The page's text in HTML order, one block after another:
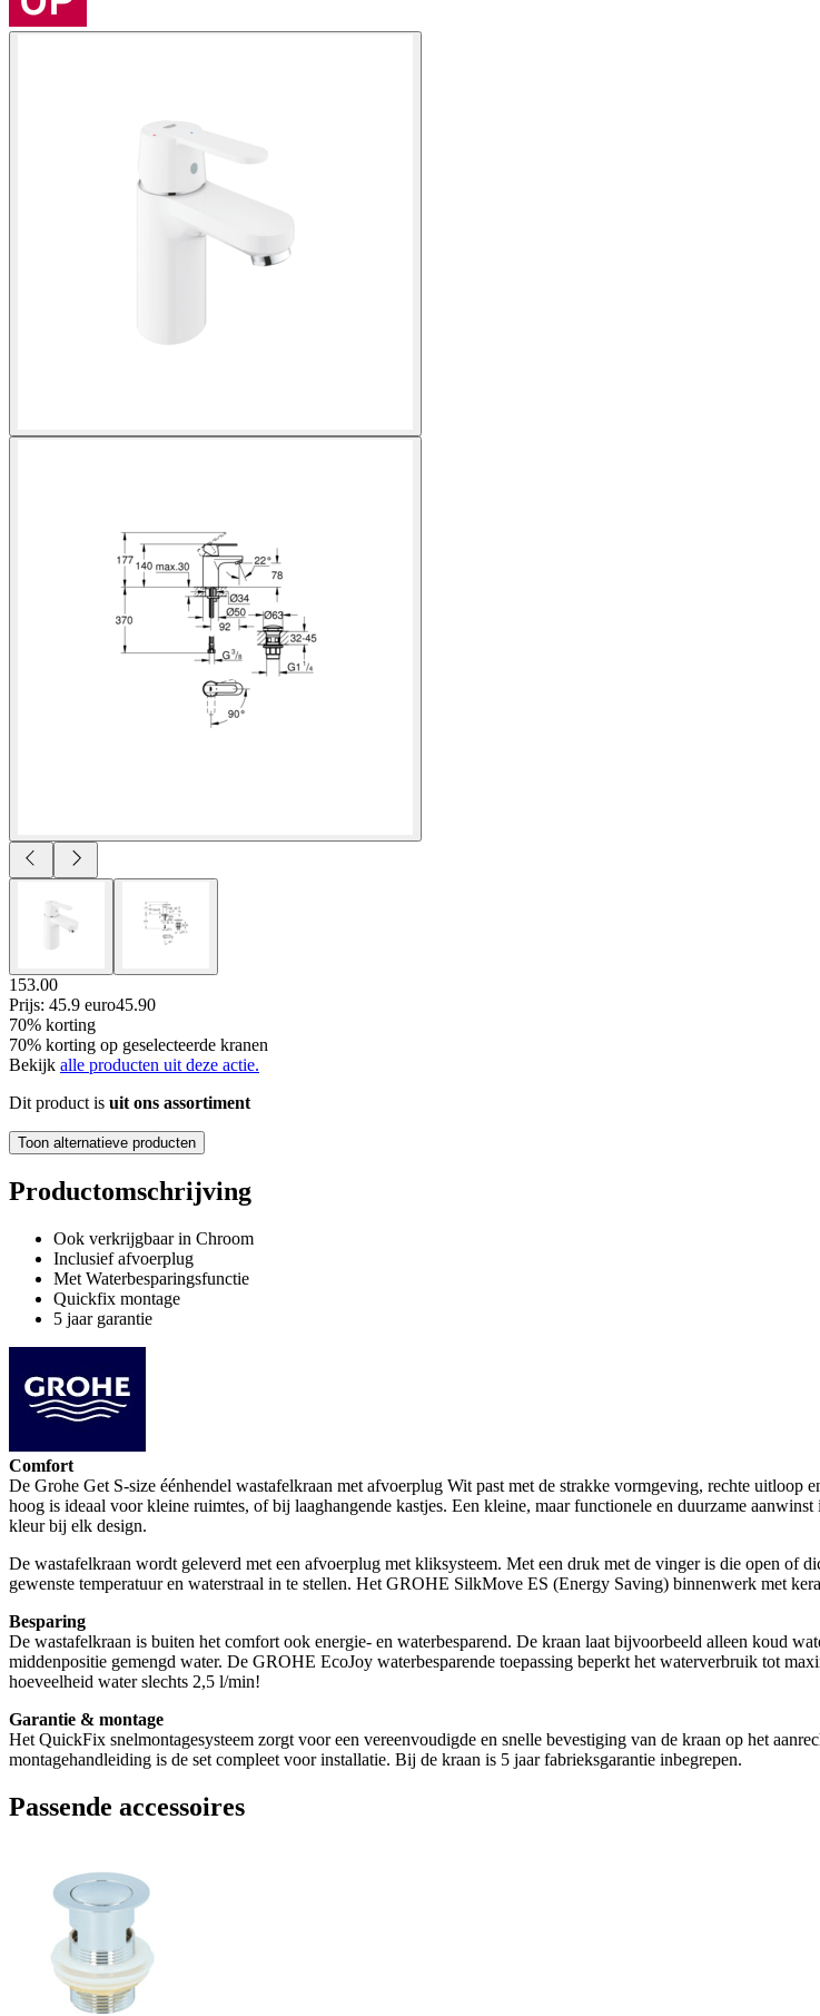
153.00
Prijs: 45.9 euro45.90
70% korting
70% korting op geselecteerde kranen
Bekijk alle producten uit deze actie.
Dit product is uit ons assortiment
Toon alternatieve producten
Productomschrijving
Ook verkrijgbaar in Chroom
Inclusief afvoerplug
Met Waterbesparingsfunctie
Quickfix montage
5 jaar garantie
Comfort
De Grohe Get S-size éénhendel wastafelkraan met afvoerplug Wit past met de strakke vormgeving, rechte
hoog is ideaal voor kleine ruimtes, of bij laaghangende kastjes. Een kleine, maar functionele en duurzame
kleur bij elk design.
De wastafelkraan wordt geleverd met een afvoerplug met kliksysteem. Met een druk met de vinger is die open of
gewenste temperatuur en waterstraal in te stellen. Het GROHE SilkMove ES (Energy Saving) binnenwerk met
Besparing
De wastafelkraan is buiten het comfort ook energie- en waterbesparend. De kraan laat bijvoorbeeld alleen koud
middenpositie gemengd water. De GROHE EcoJoy waterbesparende toepassing beperkt het waterverbruik tot
hoeveelheid water slechts 2,5 l/min!
Garantie & montage
Het QuickFix snelmontagesysteem zorgt voor een vereenvoudigde en snelle bevestiging van de kraan op het
montagehandleiding is de set compleet voor installatie. Bij de kraan is 5 jaar fabrieksgarantie inbegrepen.
Passende accessoires